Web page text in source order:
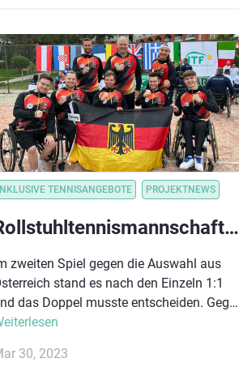
TENNISANGEBOTE PROJEKTNEWS
Rollstuhltennismannschaften verpassen Weltgruppe
zweiten Spiel gegen die Auswahl aus
stand es nach den Einzeln 1:1
das Doppel musste entscheiden. Gegen
Österreicher Nico Langmann und Martin
die deutsche Mannschaft den
30, 2023